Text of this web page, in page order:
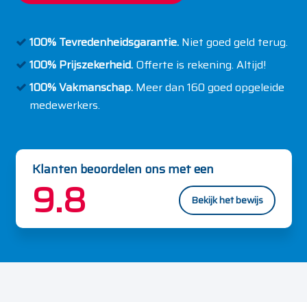
100% Tevredenheidsgarantie. Niet goed geld terug.
100% Prijszekerheid. Offerte is rekening. Altijd!
100% Vakmanschap. Meer dan 160 goed opgeleide
medewerkers.
Klanten beoordelen ons met een
9.8 Bekijk het bewijs